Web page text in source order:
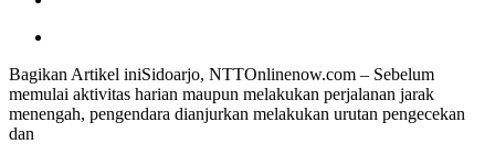
Bagikan Artikel iniSidoarjo, NTTOnlinenow.com – Sebelum
memulai aktivitas harian maupun melakukan perjalanan jarak
menengah, pengendara dianjurkan melakukan urutan pengecekan
dan